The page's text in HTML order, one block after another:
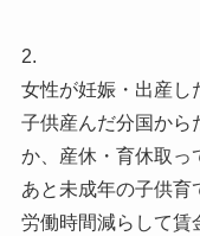
2.
女性が妊娠・出産し
子供産んだ分国から
か、産休・育休取っ
あと未成年の子供育
労働時間減らして賃